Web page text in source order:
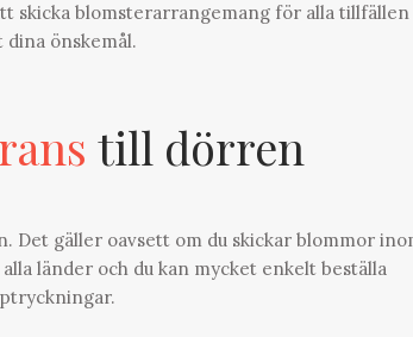
skicka blomsterarrangemang för alla tillfällen
önskemål.
till dörren
Det gäller oavsett om du skickar blommor
länder och du kan mycket enkelt beställa